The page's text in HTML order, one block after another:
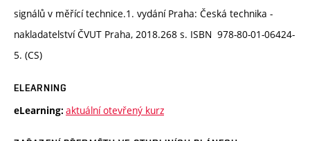
signálů v měřící technice.1. vydání Praha: Česká technika -
nakladatelství ČVUT Praha, 2018.268 s. ISBN 978-80-01-06424-
5. (CS)
ELEARNING
eLearning: aktuální otevřený kurz